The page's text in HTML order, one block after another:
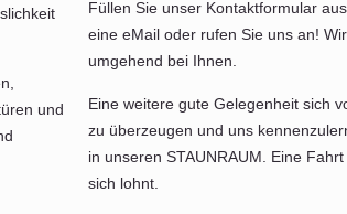
und
Füllen Sie unser Kontaktformular
eine eMail oder rufen Sie uns an!
umgehend bei Ihnen.
Eine weitere gute Gelegenheit sich
zu überzeugen und uns
in unseren STAUNRAUM. Eine
sich lohnt.